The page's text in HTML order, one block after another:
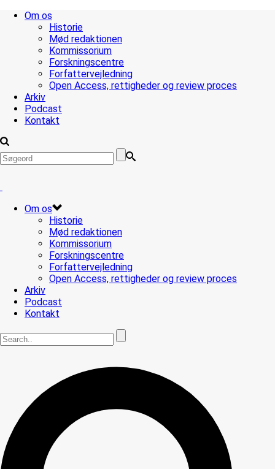
Om os
Historie
Mød redaktionen
Kommissorium
Forskningscentre
Forfattervejledning
Open Access, rettigheder og review proces
Arkiv
Podcast
Kontakt
Om os
Historie
Mød redaktionen
Kommissorium
Forskningscentre
Forfattervejledning
Open Access, rettigheder og review proces
Arkiv
Podcast
Kontakt